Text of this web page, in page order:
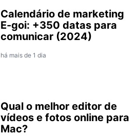
Calendário de marketing
E-goi: +350 datas para
comunicar (2024)
há mais de 1 dia
Qual o melhor editor de
vídeos e fotos online para
Mac?